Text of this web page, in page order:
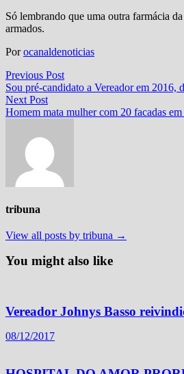
Só lembrando que uma outra farmácia
armados.
Porocanaldenoticias
Navegação
de
Post
Previous PostPrevious
post:
Sou pré-candidato a Vereador em
Next PostNext
post:
Homem mata mulher com 20 facadas em
tribuna
View all posts by tribuna →
You might also like
Vereador Johnys Basso
08/12/2017